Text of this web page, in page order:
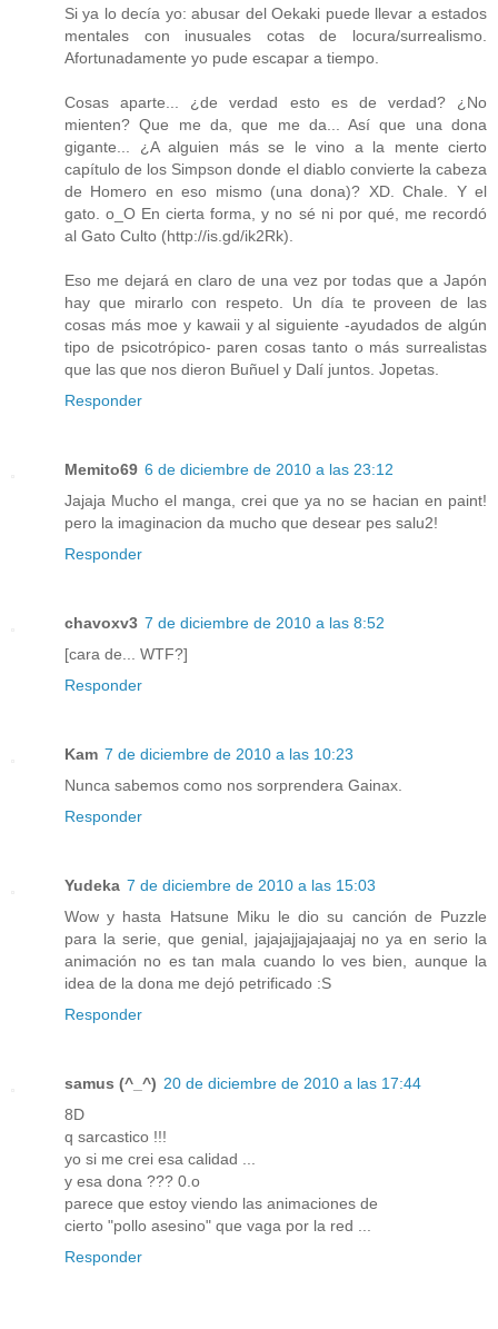
Si ya lo decía yo: abusar del Oekaki puede llevar a estados
mentales con inusuales cotas de locura/surrealismo.
Afortunadamente yo pude escapar a tiempo.
Cosas aparte... ¿de verdad esto es de verdad? ¿No
mienten? Que me da, que me da... Así que una dona
gigante... ¿A alguien más se le vino a la mente cierto
capítulo de los Simpson donde el diablo convierte la cabeza
de Homero en eso mismo (una dona)? XD. Chale. Y el
gato. o_O En cierta forma, y no sé ni por qué, me recordó
al Gato Culto (http://is.gd/ik2Rk).
Eso me dejará en claro de una vez por todas que a Japón
hay que mirarlo con respeto. Un día te proveen de las
cosas más moe y kawaii y al siguiente -ayudados de algún
tipo de psicotrópico- paren cosas tanto o más surrealistas
que las que nos dieron Buñuel y Dalí juntos. Jopetas.
Responder
Memito69 6 de diciembre de 2010 a las 23:12
Jajaja Mucho el manga, crei que ya no se hacian en paint!
pero la imaginacion da mucho que desear pes salu2!
Responder
chavoxv3 7 de diciembre de 2010 a las 8:52
[cara de... WTF?]
Responder
Kam 7 de diciembre de 2010 a las 10:23
Nunca sabemos como nos sorprendera Gainax.
Responder
Yudeka 7 de diciembre de 2010 a las 15:03
Wow y hasta Hatsune Miku le dio su canción de Puzzle
para la serie, que genial, jajajajjajajaajaj no ya en serio la
animación no es tan mala cuando lo ves bien, aunque la
idea de la dona me dejó petrificado :S
Responder
samus (^_^) 20 de diciembre de 2010 a las 17:44
8D
q sarcastico !!!
yo si me crei esa calidad ...
y esa dona ??? 0.o
parece que estoy viendo las animaciones de
cierto "pollo asesino" que vaga por la red ...
Responder